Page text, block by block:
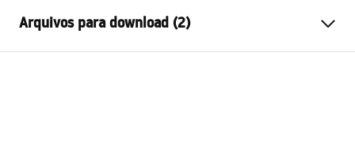
Cor
Preto
Materiais
Aço inoxidável
Arquivos para download (2)